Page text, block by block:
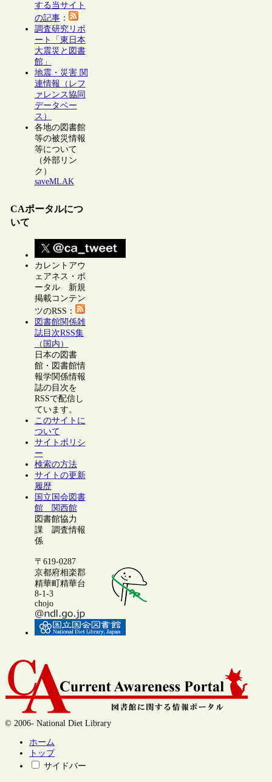
する当サイト
の記事：
調査研究リポ
ート「東日本
大震災と図書
館」
地震・災害 関
連情報（レフ
ァレンス協同
データベー
ス）
各地の図書館
等の被災情報
等について
（外部リン
ク）
saveMLAK
CAポータルにつ
いて
カレントアウ
ェアネス・ポ
ータル 新規
掲載コンテン
ツのRSS：
図書館関係雑
誌目次RSS集
（国内）
日本の図書
館・図書館情
報学関係情報
誌の目次を
RSSで配信し
ています。
このサイトに
ついて
サイトポリシ
ー
検索の方法
サイトの更新
履歴
国立国会図書
館 関西館
図書館協力
課 調査情報
係
〒619-0287
京都府相楽郡
精華町精華台
8-1-3
chojo
© 2006- National Diet Library
ホーム
トップ
サイドバー